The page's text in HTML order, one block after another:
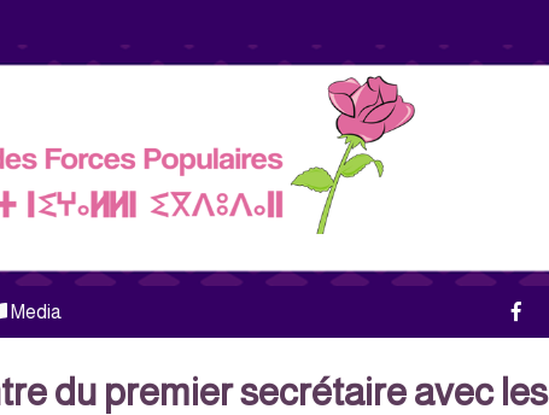
Media
du premier secrétaire avec les